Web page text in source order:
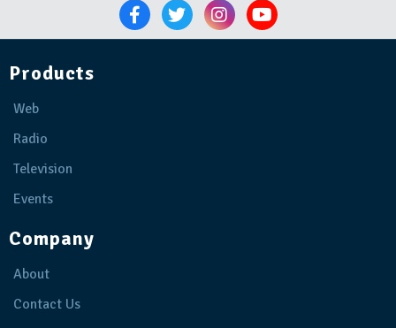
Products
Web
Radio
Television
Events
Company
About
Contact Us